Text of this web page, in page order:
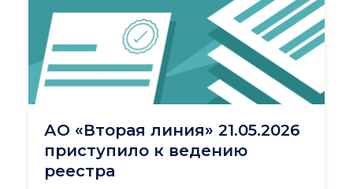
АО «Вторая линия» 21.05.2026
приступило к ведению
реестра